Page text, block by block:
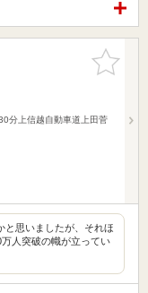
お気に入
りに追加
分上信越自動車道上田菅
と思いましたが、それほ
人突破の幟が立ってい